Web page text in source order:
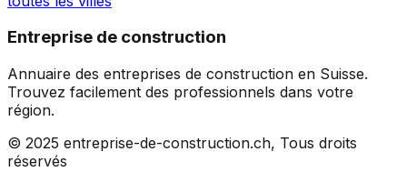
Entreprise de construction
Annuaire des entreprises de construction en Suisse.
Trouvez facilement des professionnels dans votre
région.
© 2025 entreprise-de-construction.ch, Tous droits
réservés